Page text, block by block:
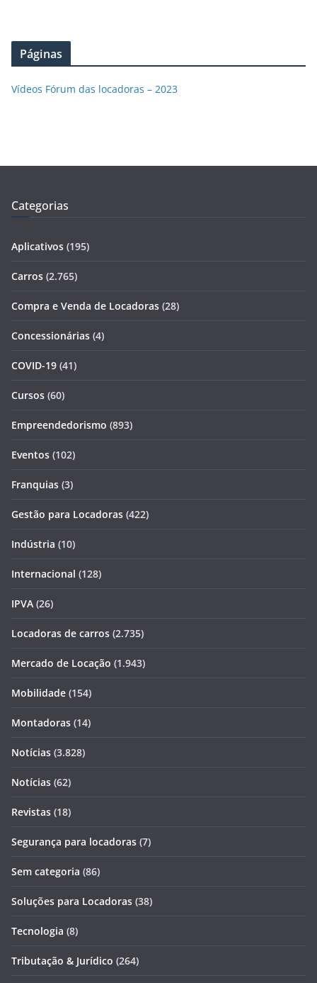
Páginas
Vídeos Fórum das locadoras – 2023
Categorias
Aplicativos (195)
Carros (2.765)
Compra e Venda de Locadoras (28)
Concessionárias (4)
COVID-19 (41)
Cursos (60)
Empreendedorismo (893)
Eventos (102)
Franquias (3)
Gestão para Locadoras (422)
Indústria (10)
Internacional (128)
IPVA (26)
Locadoras de carros (2.735)
Mercado de Locação (1.943)
Mobilidade (154)
Montadoras (14)
Notícias (3.828)
Notícias (62)
Revistas (18)
Segurança para locadoras (7)
Sem categoria (86)
Soluções para Locadoras (38)
Tecnologia (8)
Tributação & Jurídico (264)